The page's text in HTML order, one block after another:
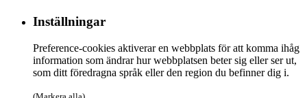
Inställningar
Preference-cookies aktiverar en webbplats för att komma ihåg
information som ändrar hur webbplatsen beter sig eller ser ut,
som ditt föredragna språk eller den region du befinner dig i.